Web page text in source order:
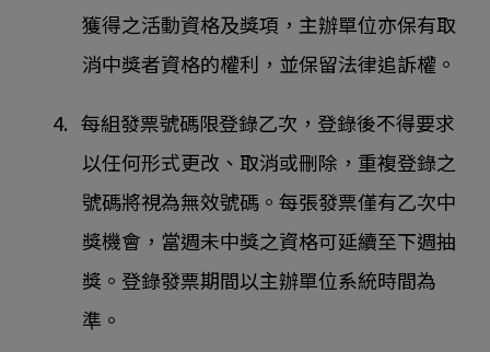
獲得之活動資格及獎項，主辦單位亦保有取
消中獎者資格的權利，並保留法律追訴權。
4. 每組發票號碼限登錄乙次，登錄後不得要求
以任何形式更改、取消或刪除，重複登錄之
號碼將視為無效號碼。每張發票僅有乙次中
獎機會，當週未中獎之資格可延續至下週抽
獎。登錄發票期間以主辦單位系統時間為
準。